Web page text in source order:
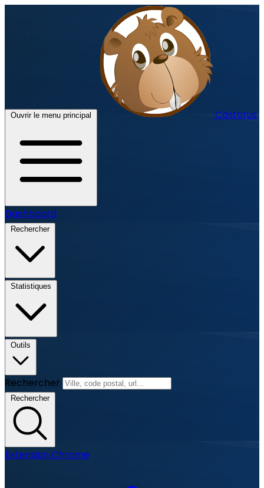
Ouvrir le menu principal Castorus
Dashboard
Rechercher
Statistiques
Outils
Rechercher
Rechercher
Extension Chrome